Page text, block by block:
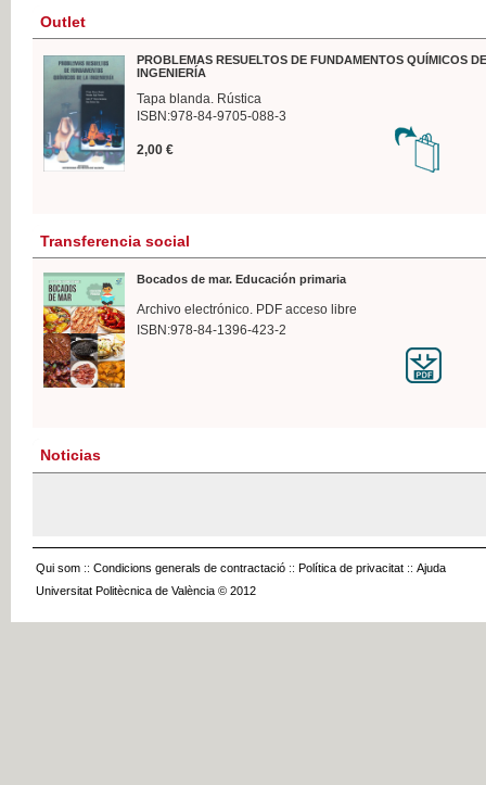
Outlet
PROBLEMAS RESUELTOS DE FUNDAMENTOS QUÍMICOS
INGENIERÍA
Tapa blanda. Rústica
ISBN:978-84-9705-088-3
2,00 €
Transferencia social
Bocados de mar. Educación primaria
Archivo electrónico. PDF acceso libre
ISBN:978-84-1396-423-2
Noticias
Qui som :: Condicions generals de contractació :: Política de privacitat :: Ajuda
Universitat Politècnica de València © 2012